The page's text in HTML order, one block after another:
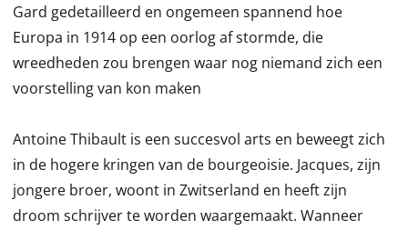
Gard gedetailleerd en ongemeen spannend hoe
Europa in 1914 op een oorlog af stormde, die
wreedheden zou brengen waar nog niemand zich een
voorstelling van kon maken
Antoine Thibault is een succesvol arts en beweegt zich
in de hogere kringen van de bourgeoisie. Jacques, zijn
jongere broer, woont in Zwitserland en heeft zijn
droom schrijver te worden waargemaakt. Wanneer